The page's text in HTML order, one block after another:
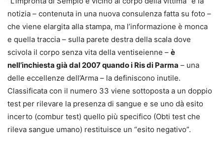
notizia – contenuta in una nuova consulenza fatta su foto –
che viene elargita alla stampa, ma l’informazione è monca
e quella traccia – sulla parete destra della scala dove
scivola il corpo senza vita della ventiseienne – è
nell’inchiesta già dal 2007 quando i Ris di Parma – una
delle eccellenze dell’Arma – la definiscono inutile.
Classificata con il numero 33 viene sottoposta a un doppio
test per rilevare la presenza di sangue e se uno dà esito
incerto (combur test) quello più specifico (Obti test che
rileva sangue umano) restituisce un “esito negativo”.